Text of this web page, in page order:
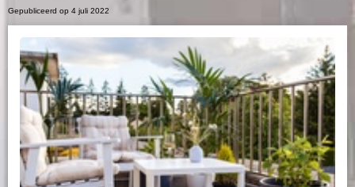
Gepubliceerd op 4 juli 2022